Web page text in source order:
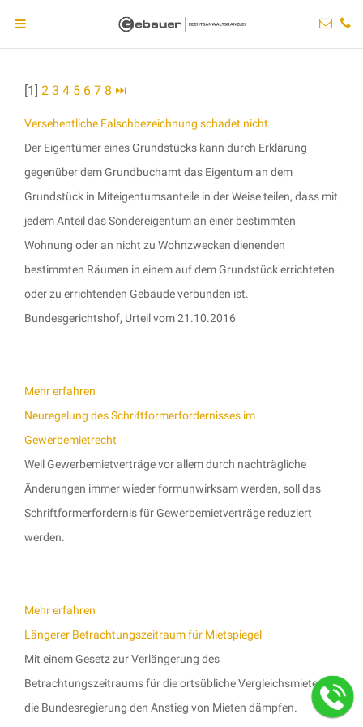
[1] 2 3 4 5 6 7 8 ⏭
Versehentliche Falschbezeichnung schadet nicht
Der Eigentümer eines Grundstücks kann durch Erklärung
gegenüber dem Grundbuchamt das Eigentum an dem
Grundstück in Miteigentumsanteile in der Weise teilen, dass mit
jedem Anteil das Sondereigentum an einer bestimmten
Wohnung oder an nicht zu Wohnzwecken dienenden
bestimmten Räumen in einem auf dem Grundstück errichteten
oder zu errichtenden Gebäude verbunden ist.
Bundesgerichtshof, Urteil vom 21.10.2016
Mehr erfahren
Neuregelung des Schriftformerfordernisses im
Gewerbemietrecht
Weil Gewerbemietverträge vor allem durch nachträgliche
Änderungen immer wieder formunwirksam werden, soll das
Schriftformerfordernis für Gewerbemietverträge reduziert
werden.
Mehr erfahren
Längerer Betrachtungszeitraum für Mietspiegel
Mit einem Gesetz zur Verlängerung des
Betrachtungszeitraums für die ortsübliche Vergleichsmiete will
die Bundesregierung den Anstieg von Mieten dämpfen.